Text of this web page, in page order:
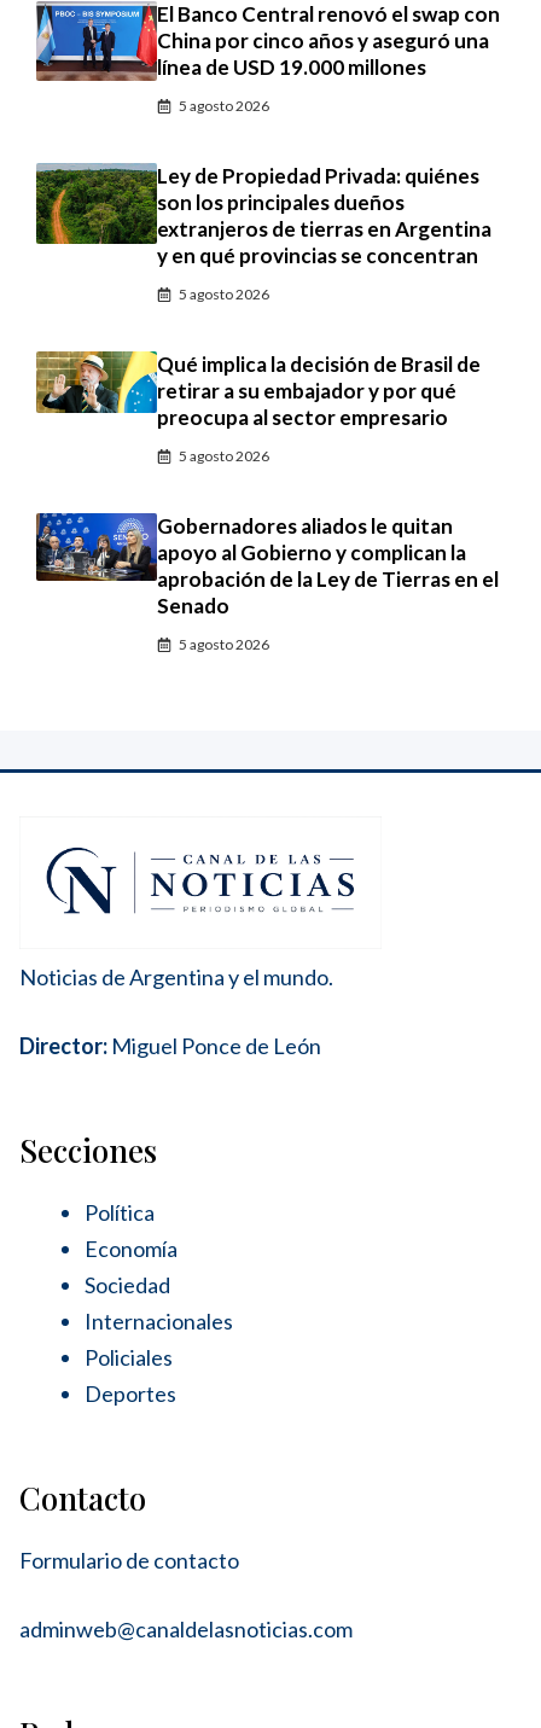
El Banco Central renovó el swap con
China por cinco años y aseguró una
línea de USD 19.000 millones
5 agosto 2026
Ley de Propiedad Privada: quiénes
son los principales dueños
extranjeros de tierras en Argentina
y en qué provincias se concentran
5 agosto 2026
Qué implica la decisión de Brasil de
retirar a su embajador y por qué
preocupa al sector empresario
5 agosto 2026
Gobernadores aliados le quitan
apoyo al Gobierno y complican la
aprobación de la Ley de Tierras en el
Senado
5 agosto 2026
Noticias de Argentina y el mundo.
Director: Miguel Ponce de León
Secciones
Política
Economía
Sociedad
Internacionales
Policiales
Deportes
Contacto
Formulario de contacto
adminweb@canaldelasnoticias.com